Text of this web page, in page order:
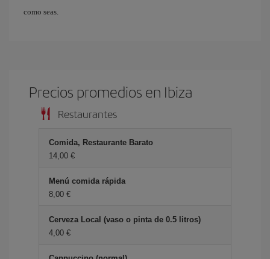
como seas.
Precios promedios en Ibiza
Restaurantes
Comida, Restaurante Barato
14,00 €
Menú comida rápida
8,00 €
Cerveza Local (vaso o pinta de 0.5 litros)
4,00 €